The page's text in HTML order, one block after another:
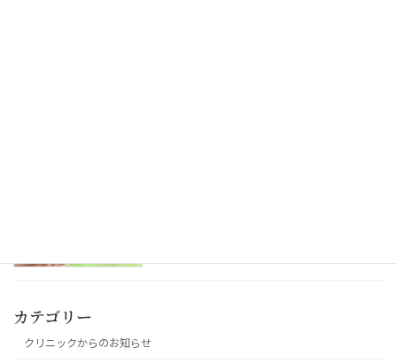
カテゴリー
クリニックからのお知らせ